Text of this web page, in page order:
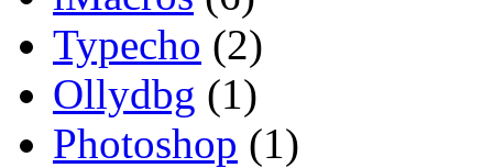
Typecho (2)
Ollydbg (1)
Photoshop (1)